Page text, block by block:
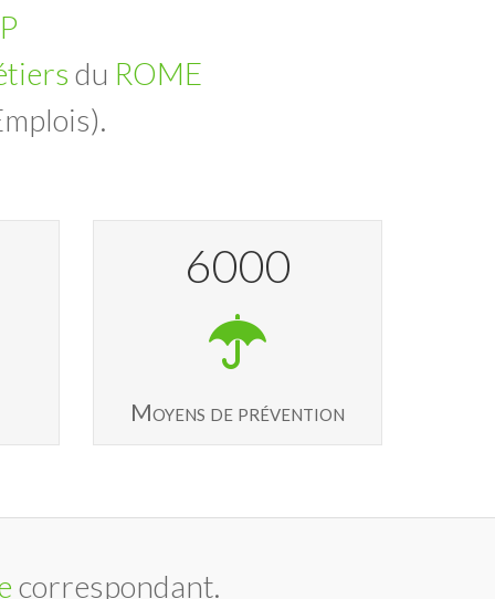
du ROME
6000
Moyens de prévention
correspondant.